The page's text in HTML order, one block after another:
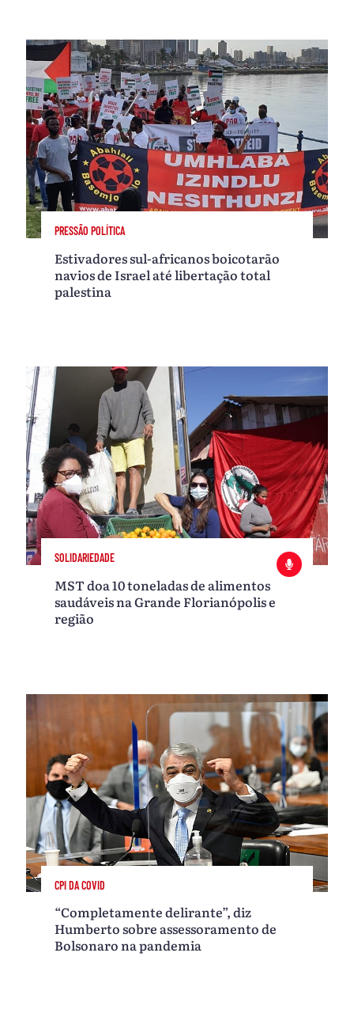
PRESSÃO POLÍTICA
Estivadores sul-africanos boicotarão
navios de Israel até libertação total
palestina
SOLIDARIEDADE
MST doa 10 toneladas de alimentos
saudáveis na Grande Florianópolis e
região
CPI DA COVID
“Completamente delirante”, diz
Humberto sobre assessoramento de
Bolsonaro na pandemia